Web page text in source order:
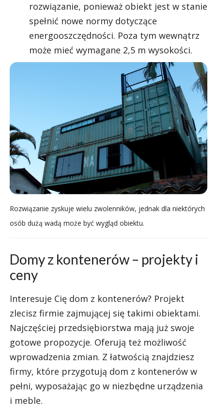
rozwiązanie, ponieważ obiekt jest w stanie
spełnić nowe normy dotyczące
energooszczędności. Poza tym wewnątrz
może mieć wymagane 2,5 m wysokości.
Rozwiązanie zyskuje wielu zwolenników, jednak dla niektórych
osób dużą wadą może być wygląd obiektu.
Domy z kontenerów – projekty i
ceny
Interesuje Cię dom z kontenerów? Projekt
zlecisz firmie zajmującej się takimi obiektami.
Najczęściej przedsiębiorstwa mają już swoje
gotowe propozycje. Oferują też możliwość
wprowadzenia zmian. Z łatwością znajdziesz
firmy, które przygotują dom z kontenerów w
pełni, wyposażając go w niezbędne urządzenia
i meble.